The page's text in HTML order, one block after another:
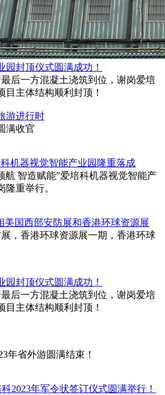
园封顶仪式圆满成功！
后一方混凝土浇筑到位，谢岗爱培
目主体结构顺利封顶！
游进行时
满收官
机器视觉智能产业园隆重落成
航 智造赋能”爱培科机器视觉智能产
隆重举行。
美国西部安防展和香港环球资源展
，香港环球资源展一期，香港环球
园封顶仪式圆满成功！
后一方混凝土浇筑到位，谢岗爱培
目主体结构顺利封顶！
年省外游圆满结束！
2023年军令状签订仪式圆满举行！